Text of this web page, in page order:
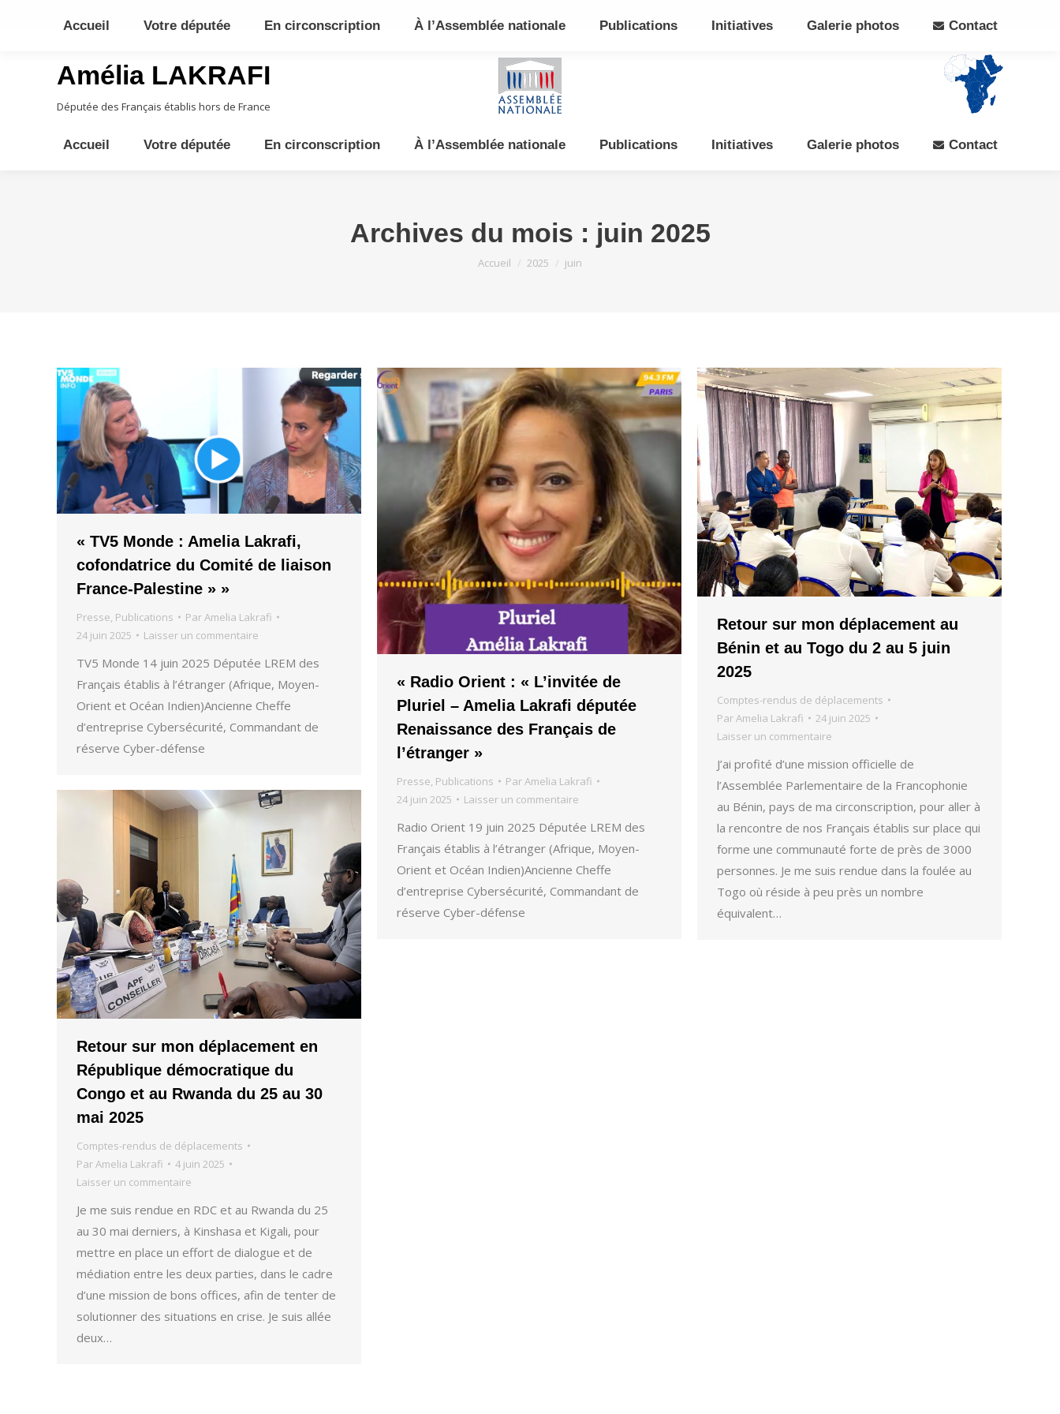
Facebook
opens
in
new
X
opens
in
new
Amélia LAKRAFI
Députée des Français établis hors de France
Accueil Votre députée En circonscription À l’Assemblée nationale Publications Initiatives Galerie photos Contact
Archives du mois : juin 2025
Vous êtes ici :
Accueil 2025 juin
« TV5 Monde : Amelia Lakrafi,
cofondatrice du Comité de liaison
France-Palestine » »
Presse, Publications ParAmelia Lakrafi
24 juin 2025
Laisser un commentaire
TV5 Monde 14 juin 2025 Députée LREM des
Français établis à l’étranger (Afrique, Moyen-
Orient et Océan Indien)Ancienne Cheffe
d’entreprise Cybersécurité, Commandant de
réserve Cyber-défense
« Radio Orient : « L’invitée de
Pluriel – Amelia Lakrafi députée
Renaissance des Français de
l’étranger »
Presse, Publications ParAmelia Lakrafi
24 juin 2025
Laisser un commentaire
Radio Orient 19 juin 2025 Députée LREM des
Français établis à l’étranger (Afrique, Moyen-
Orient et Océan Indien)Ancienne Cheffe
d’entreprise Cybersécurité, Commandant de
réserve Cyber-défense
Retour sur mon déplacement au
Bénin et au Togo du 2 au 5 juin
2025
Comptes-rendus de déplacements
ParAmelia Lakrafi
24 juin 2025
Laisser un commentaire
J’ai profité d’une mission officielle de
l’Assemblée Parlementaire de la Francophonie
au Bénin, pays de ma circonscription, pour aller à
la rencontre de nos Français établis sur place qui
forme une communauté forte de près de 3000
personnes. Je me suis rendue dans la foulée au
Togo où réside à peu près un nombre
équivalent…
Retour sur mon déplacement en
République démocratique du
Congo et au Rwanda du 25 au 30
mai 2025
Comptes-rendus de déplacements
ParAmelia Lakrafi
4 juin 2025
Laisser un commentaire
Je me suis rendue en RDC et au Rwanda du 25
au 30 mai derniers, à Kinshasa et Kigali, pour
mettre en place un effort de dialogue et de
médiation entre les deux parties, dans le cadre
d’une mission de bons offices, afin de tenter de
solutionner des situations en crise. Je suis allée
deux…
Accueil Votre députée En circonscription À l’Assemblée nationale Publications Initiatives Galerie photos Contact